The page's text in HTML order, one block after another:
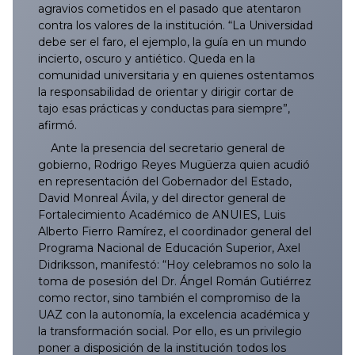
073/2025
074/2025
075/2025
076/2025
077/2025
078/2025
079/2025
080/2025
081/2025
172/2025
173/2025
174/2025
175/2025
176/2025
177/2025
178/2025
179/2025
180/2025
271/2025
272/2025
273/2025
274/2025
275/2025
276/2025
277/2025
278/2025
279/2025
370/2025
371/2025
372/2025
373/2025
374/2025
375/2025
376/2025
377/2025
378/2025
469/2025
470/2025
471/2025
472/2025
473/2025
474/2025
475/2025
476/2025
477/2025
567/2025
568/2025
569/2025
570/2025
571/2025
572/2025
573/2025
574/2025
575/2025
667/2025
668/2025
669/2025
670/2025
671/2025
672/2025
673/2025
674/2025
675/2025
766/2025
767/2025
768/2025
769/2025
770/2025
771/2025
772/2025
773/2025
774/2025
865/2025
866/2025
867/2025
868/2025
869/2025
870/2025
871/2025
872/2025
873/2025
072/2026
073/2026
074/2026
075/2026
076/2026
077/2026
078/2026
079/2026
080/2026
171/2026
172/2026
173/2026
174/2026
175/2026
176/2026
177/2026
178/2026
179/2026
270/2026
271/2026
272/2026
273/2026
274/2026
275/2026
276/2026
277/2026
278/2026
369/2026
370/2026
371/2026
372/2026
373/2026
374/2026
375/2026
376/2026
377/2026
468/2026
469/2026
470/2026
471/2026
472/2026
473/2026
474/2026
475/2026
476/2026
568/2026
569/2026
570/2026
571/2026
572/2026
573/2026
574/2026
575/2026
576/2026
666/2026
667/2026
668/2026
669/2026
670/2026
671/2026
672/2026
673/2026
674/2026
agravios cometidos en el pasado que atentaron
contra los valores de la institución. “La Universidad
debe ser el faro, el ejemplo, la guía en un mundo
incierto, oscuro y antiético. Queda en la
comunidad universitaria y en quienes ostentamos
la responsabilidad de orientar y dirigir cortar de
tajo esas prácticas y conductas para siempre”,
afirmó.
Ante la presencia del secretario general de
gobierno, Rodrigo Reyes Mugüerza quien acudió
en representación del Gobernador del Estado,
David Monreal Ávila, y del director general de
Fortalecimiento Académico de ANUIES, Luis
Alberto Fierro Ramírez, el coordinador general del
Programa Nacional de Educación Superior, Axel
Didriksson, manifestó: “Hoy celebramos no solo la
toma de posesión del Dr. Ángel Román Gutiérrez
como rector, sino también el compromiso de la
UAZ con la autonomía, la excelencia académica y
la transformación social. Por ello, es un privilegio
poner a disposición de la institución todos los